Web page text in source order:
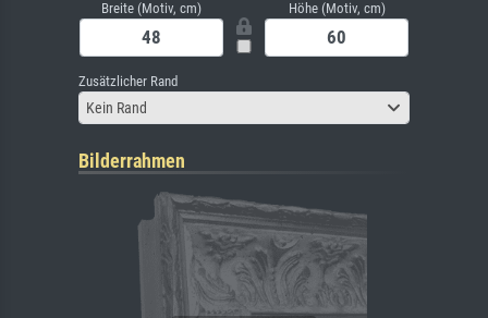
Breite (Motiv, cm) Höhe (Motiv, cm)
Zusätzlicher Rand
Kein Rand
Bilderrahmen